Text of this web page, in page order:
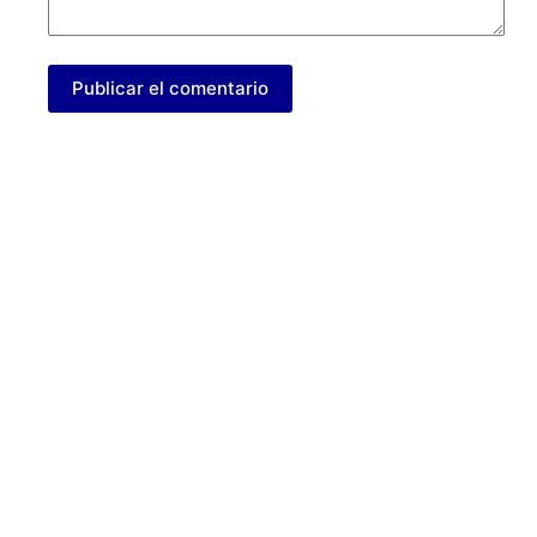
Publicar el comentario